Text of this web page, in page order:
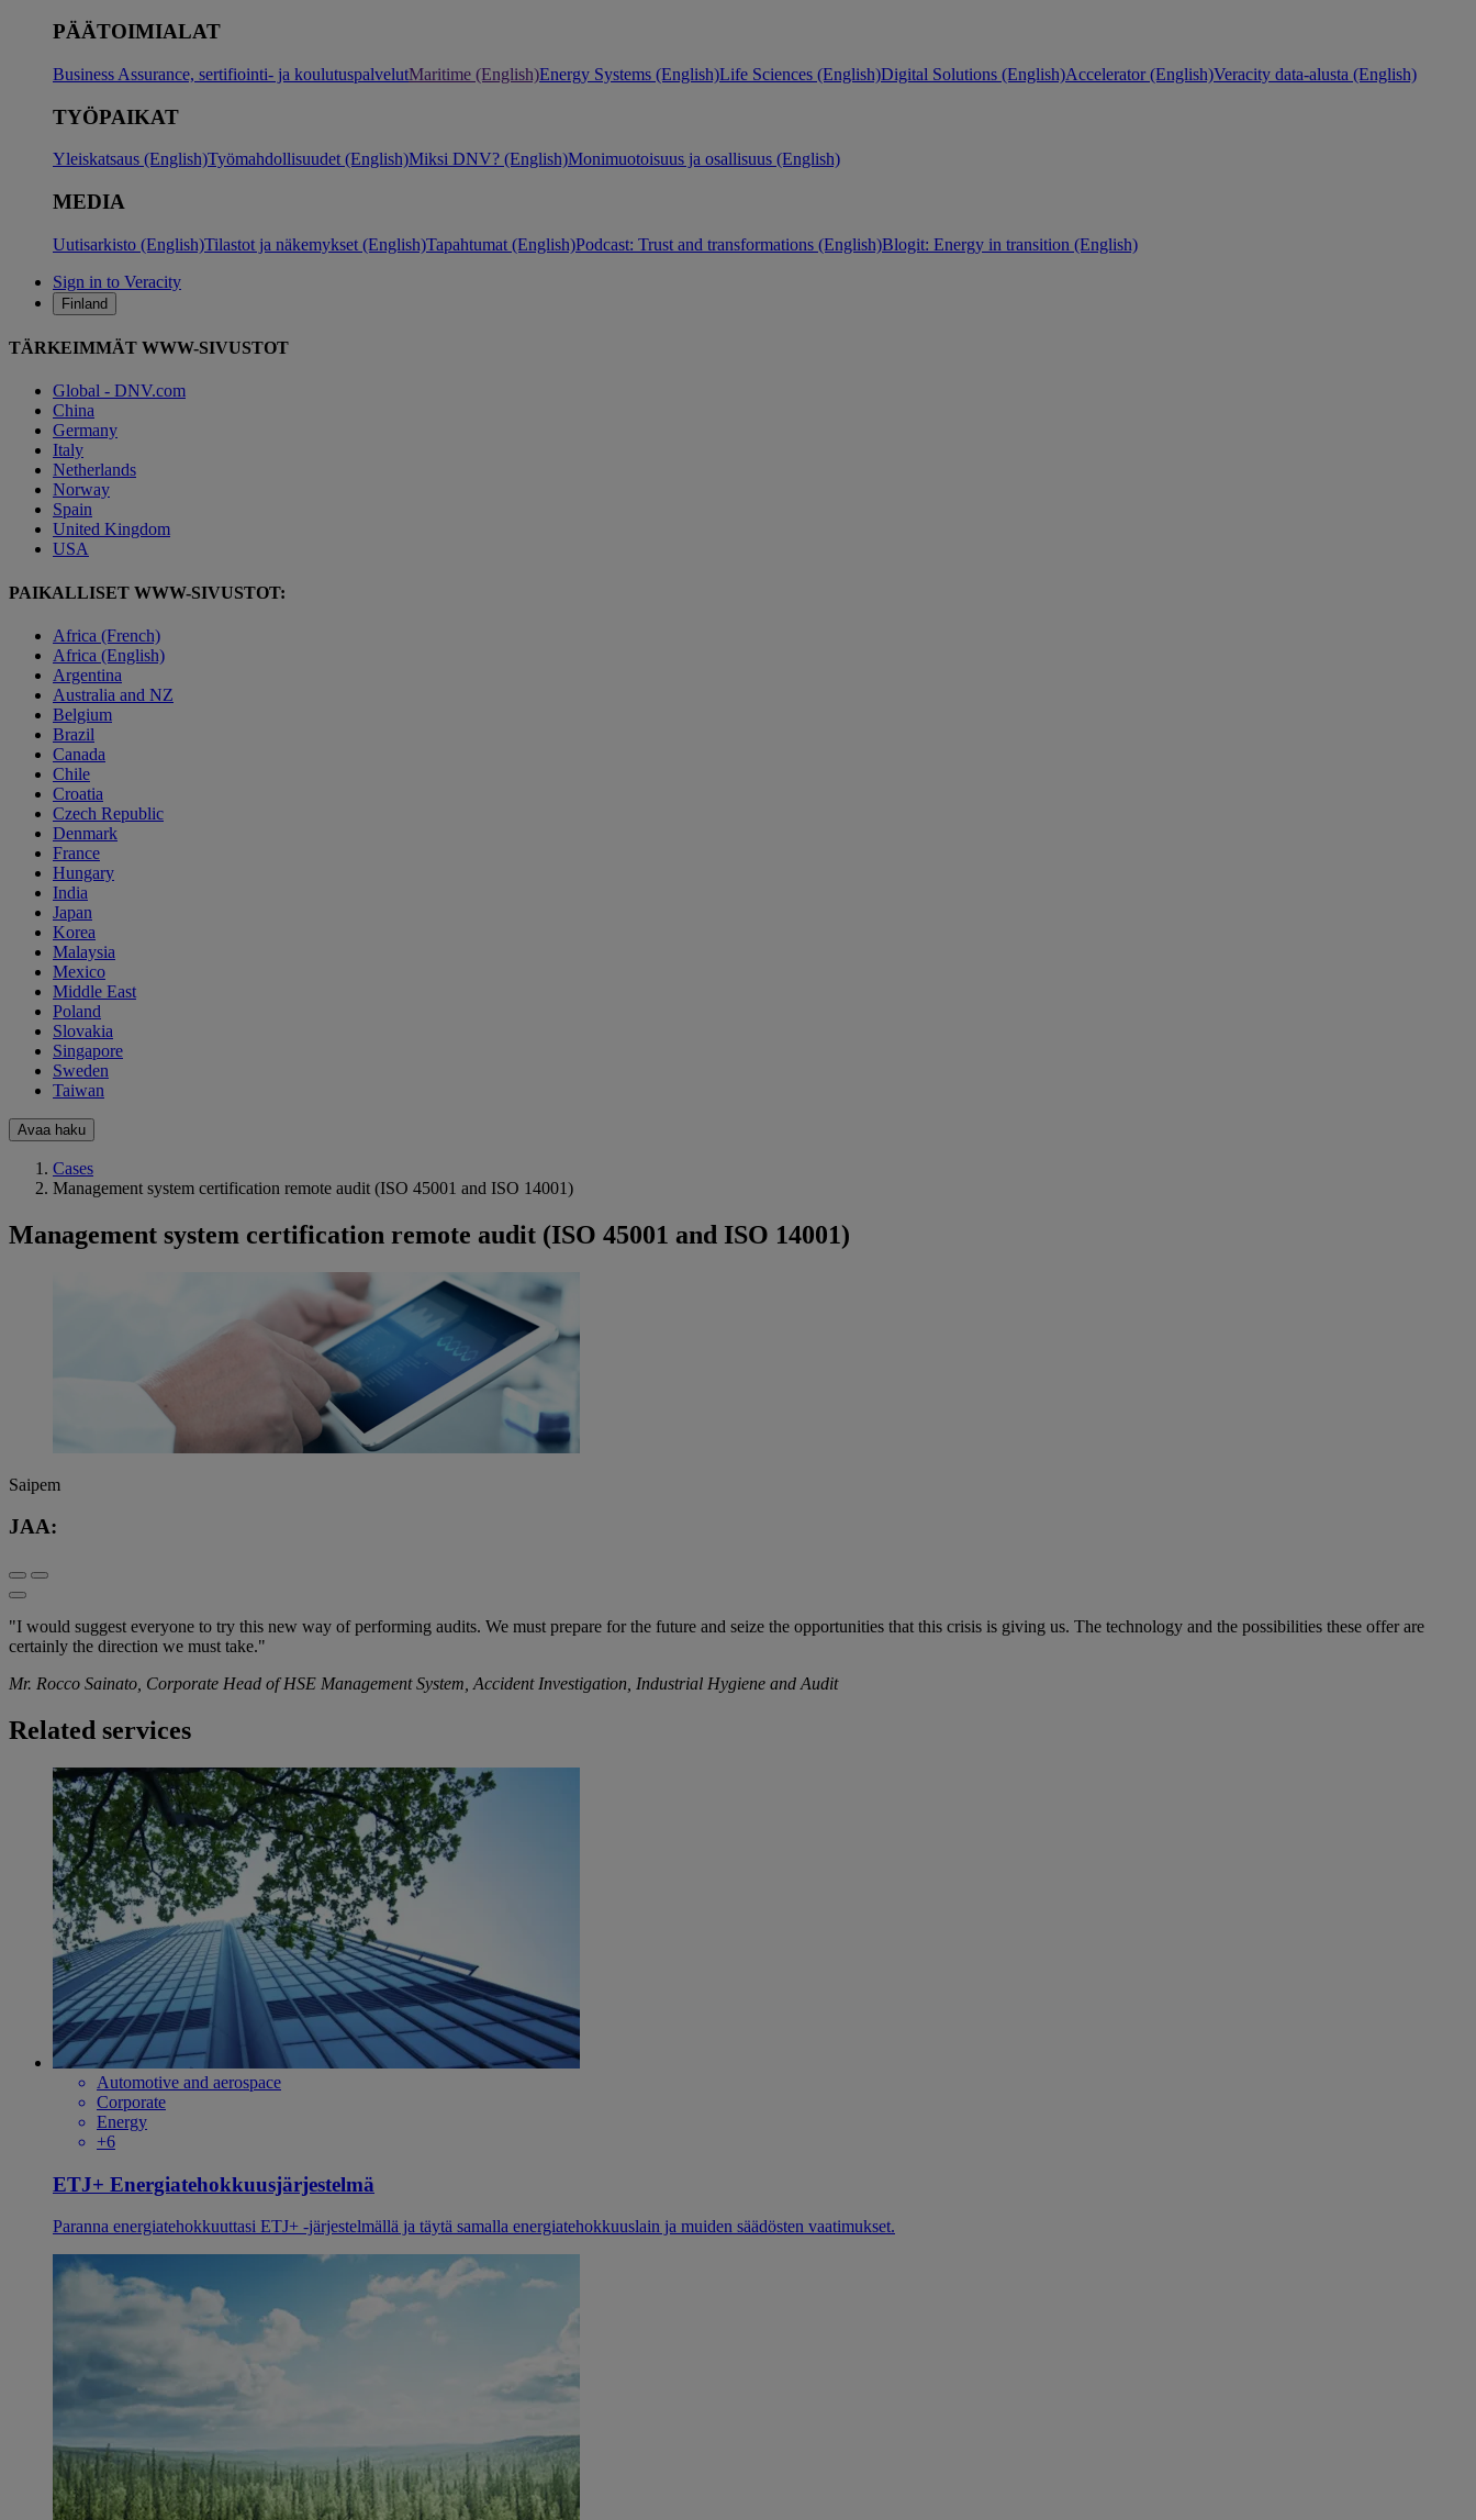
PÄÄTOIMIALAT
Business Assurance, sertifiointi- ja koulutuspalvelutMaritime (English)Energy Systems (English)Life Sciences (English)Digital Solutions (English)Accelerator (English)Veracity data-alusta (English)
TYÖPAIKAT
Yleiskatsaus (English)Työmahdollisuudet (English)Miksi DNV? (English)Monimuotoisuus ja osallisuus (English)
MEDIA
Uutisarkisto (English)Tilastot ja näkemykset (English)Tapahtumat (English)Podcast: Trust and transformations (English)Blogit: Energy in transition (English)
Sign in to Veracity
Finland
TÄRKEIMMÄT WWW-SIVUSTOT
Global - DNV.com
China
Germany
Italy
Netherlands
Norway
Spain
United Kingdom
USA
PAIKALLISET WWW-SIVUSTOT:
Africa (French)
Africa (English)
Argentina
Australia and NZ
Belgium
Brazil
Canada
Chile
Croatia
Czech Republic
Denmark
France
Hungary
India
Japan
Korea
Malaysia
Mexico
Middle East
Poland
Slovakia
Singapore
Sweden
Taiwan
Avaa haku
Cases
Management system certification remote audit (ISO 45001 and ISO 14001)
Management system certification remote audit (ISO 45001 and ISO 14001)
Saipem
JAA:
"I would suggest everyone to try this new way of performing audits. We must prepare for the future and seize the opportunities that this crisis is giving us. The technology and the possibilities these offer are
certainly the direction we must take."
Mr. Rocco Sainato, Corporate Head of HSE Management System, Accident Investigation, Industrial Hygiene and Audit
Related services
Automotive and aerospace
Corporate
Energy
+6
ETJ+ Energiatehokkuusjärjestelmä
Paranna energiatehokkuuttasi ETJ+ -järjestelmällä ja täytä samalla energiatehokkuuslain ja muiden säädösten vaatimukset.